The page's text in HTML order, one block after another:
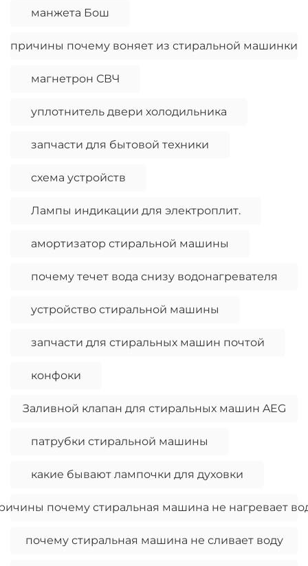
манжета Бош
причины почему воняет из стиральной машинки
магнетрон СВЧ
уплотнитель двери холодильника
запчасти для бытовой техники
схема устройств
Лампы индикации для электроплит.
амортизатор стиральной машины
почему течет вода снизу водонагревателя
устройство стиральной машины
запчасти для стиральных машин почтой
конфоки
Заливной клапан для стиральных машин AEG
патрубки стиральной машины
какие бывают лампочки для духовки
почему стиральная машина не нагревает
почему стиральная машина не сливает воду